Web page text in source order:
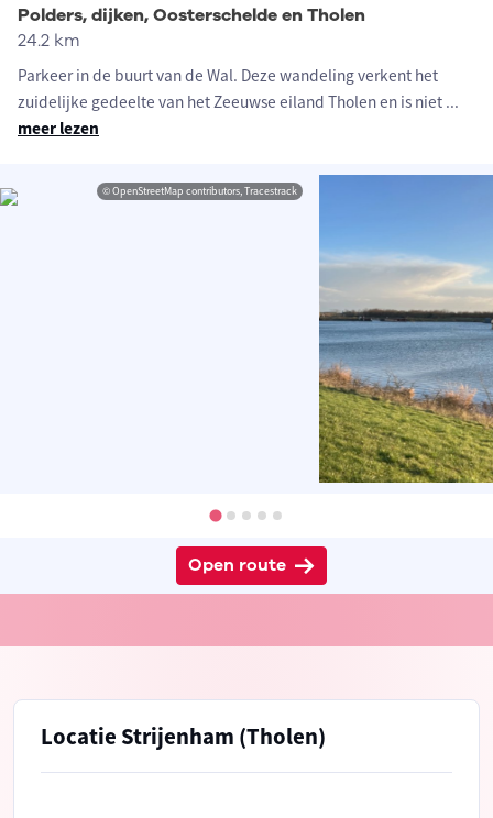
Polders, dijken, Oosterschelde en Tholen
24.2 km
Parkeer in de buurt van de Wal. Deze wandeling verkent het
zuidelijke gedeelte van het Zeeuwse eiland Tholen en is niet ...
meer lezen
© OpenStreetMap contributors, Tracestrack
Open route
Locatie Strijenham (Tholen)